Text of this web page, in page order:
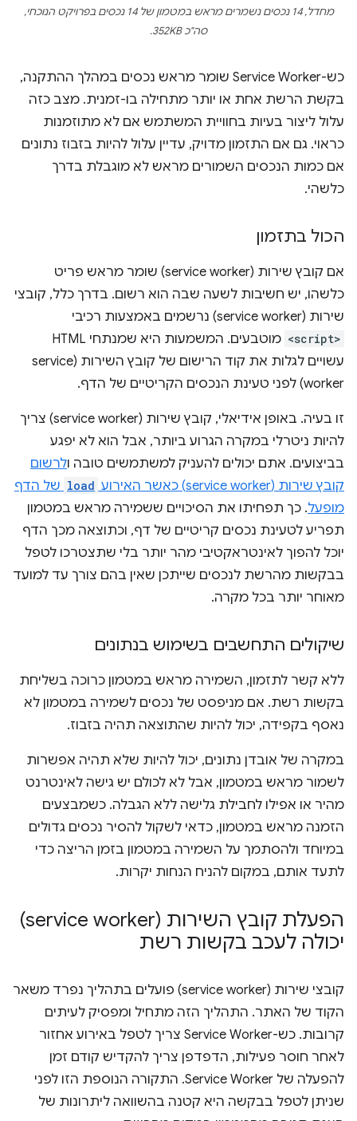
מחדל, 14 נכסים נשמרים מראש במטמון של 14 נכסים בפרויקט הנוכחי,
סה"כ 352KB.
כש-Service Worker שומר מראש נכסים במהלך ההתקנה,
בקשת הרשת אחת או יותר מתחילה בו-זמנית. מצב כזה
עלול ליצור בעיות בחוויית המשתמש אם לא מתוזמנות
כראוי. גם אם התזמון מדויק, עדיין עלול להיות בזבוז נתונים
אם כמות הנכסים השמורים מראש לא מוגבלת בדרך
כלשהי.
הכול בתזמון
אם קובץ שירות (service worker) שומר מראש פריט
כלשהו, יש חשיבות לשעה שבה הוא רשום. בדרך כלל, קובצי
שירות (service worker) נרשמים באמצעות רכיבי
<script>
מוטבעים. המשמעות היא שמנתחי HTML
עשויים לגלות את קוד הרישום של קובץ השירות (service
worker) לפני טעינת הנכסים הקריטיים של הדף.
זו בעיה. באופן אידיאלי, קובץ שירות (service worker) צריך
להיות ניטרלי במקרה הגרוע ביותר, אבל הוא לא יפגע
בביצועים. אתם יכולים להעניק למשתמשים טובה ולרשום
קובץ שירות (service worker) כאשר האירוע
load של הדף
מופעל. כך תפחיתו את הסיכויים ששמירה מראש במטמון
תפריע לטעינת נכסים קריטיים של דף, וכתוצאה מכך הדף
יוכל להפוך לאינטראקטיבי מהר יותר בלי שתצטרכו לטפל
בבקשות מהרשת לנכסים שייתכן שאין בהם צורך עד למועד
מאוחר יותר בכל מקרה.
שיקולים התחשבים בשימוש בנתונים
ללא קשר לתזמון, השמירה מראש במטמון כרוכה בשליחת
בקשות רשת. אם מניפסט של נכסים לשמירה במטמון לא
נאסף בקפידה, יכול להיות שהתוצאה תהיה בזבוז.
במקרה של אובדן נתונים, יכול להיות שלא תהיה אפשרות
לשמור מראש במטמון, אבל לא לכולם יש גישה לאינטרנט
מהיר או אפילו לחבילת גלישה ללא הגבלה. כשמבצעים
הזמנה מראש במטמון, כדאי לשקול להסיר נכסים גדולים
במיוחד ולהסתמך על השמירה במטמון בזמן הריצה כדי
לתעד אותם, במקום להניח הנחות יקרות.
הפעלת קובץ השירות (service worker)
יכולה לעכב בקשות רשת
קובצי שירות (service worker) פועלים בתהליך נפרד משאר
הקוד של האתר. התהליך הזה מתחיל ומפסיק לעיתים
קרובות. כש-Service Worker צריך לטפל באירוע אחזור
לאחר חוסר פעילות, הדפדפן צריך להקדיש קודם זמן
להפעלה של Service Worker. התקורה הנוספת הזו לפני
שניתן לטפל בבקשה היא קטנה בהשוואה ליתרונות של